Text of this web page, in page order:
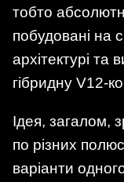
тобто
побудовані на
архітектурі та
гібридну V12-
Ідея, загалом,
по різних
варіанти